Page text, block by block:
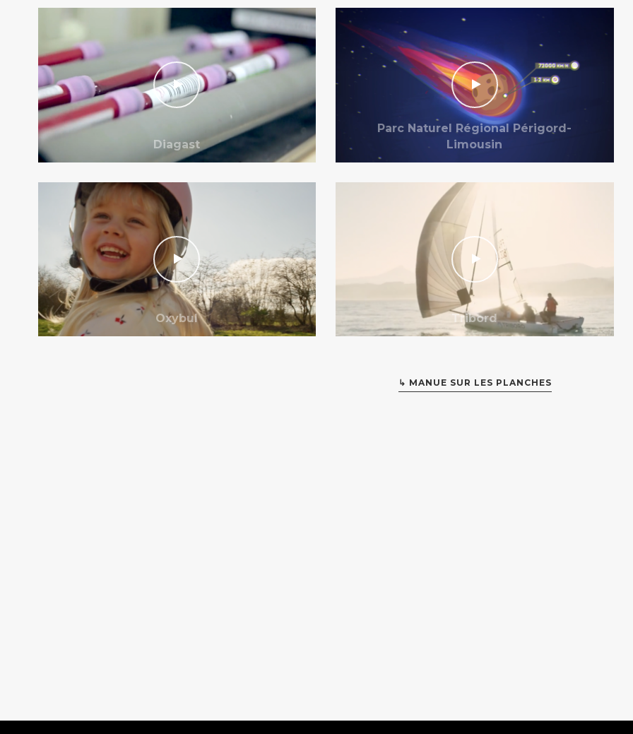
Diagast
Parc Naturel Régional Périgord-
Limousin
Oxybul Tribord
↳ MANUE SUR LES PLANCHES